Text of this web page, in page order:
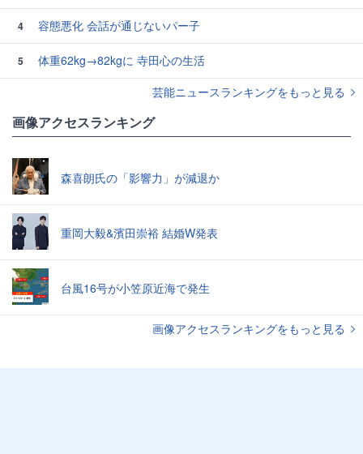
4 容態悪化 会話が通じないパー子
5
体重62kg→82kgに 寺田心の生活
芸能ニュースランキングをもっと見る
画像アクセスランキング
森喜朗氏の「影響力」が減退か
重岡大毅&濱田崇裕 結婚W発表
台風16号が小笠原近海で発生
画像アクセスランキングをもっと見る